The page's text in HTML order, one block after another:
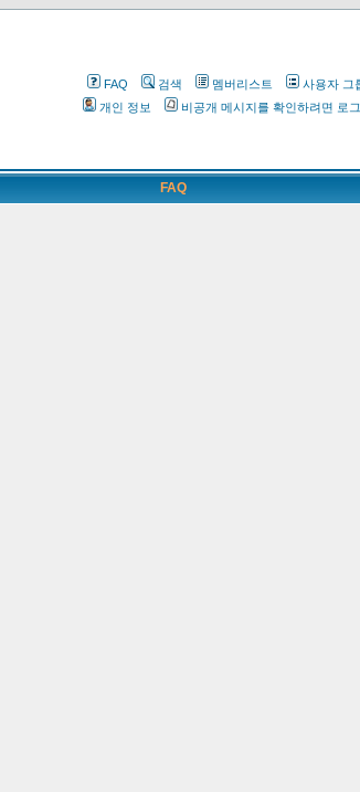
FAQ 검색 멤버리스트 사용자 그
개인 정보
비공개 메시지를 확인하려면 로
FAQ